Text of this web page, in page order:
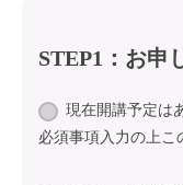
STEP1：お申
現在開講予定は
必須事項入力の上こ